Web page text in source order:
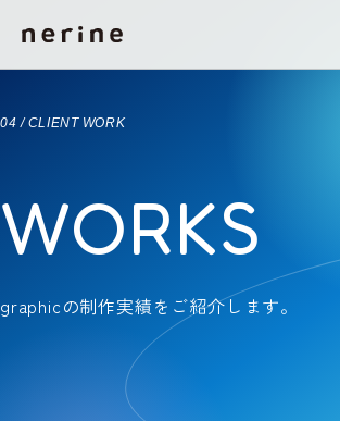
04 / CLIENT WORK
WORKS
graphicの制作実績をご紹介します。